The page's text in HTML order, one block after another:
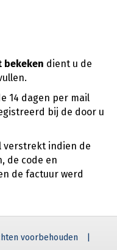
bekeken dient u de
14 dagen per mail
bij de door u
verstrekt indien de
de code en
de factuur werd
voorbehouden